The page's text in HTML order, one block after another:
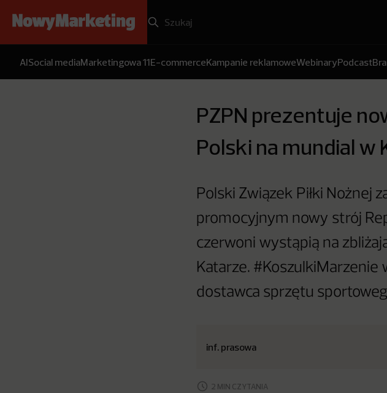
AISocial mediaMarketingowa 11E-commerceKampanie reklamoweWebinaryPodcast
PZPN prezentuje
Polski na mundial w
Polski Związek Piłki Nożnej
promocyjnym nowy strój
czerwoni wystąpią na
Katarze. #KoszulkiMarzenie
dostawca sprzętu
inf. prasowa
2 MIN CZYTANIA